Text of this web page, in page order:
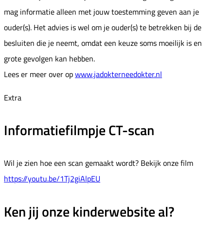
mag informatie alleen met jouw toestemming geven aan je
ouder(s). Het advies is wel om je ouder(s) te betrekken bij de
besluiten die je neemt, omdat een keuze soms moeilijk is en
grote gevolgen kan hebben.
Lees er meer over opwww.jadokterneedokter.nl
Extra
Informatiefilmpje CT-scan
Wil je zien hoe een scan gemaakt wordt? Bekijk onze film
https://youtu.be/1Tj2giAlpEU
Ken jij onze kinderwebsite al?